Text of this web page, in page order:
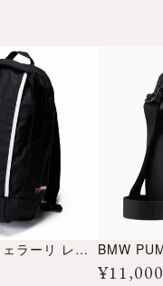
スクーデリア フェラーリ レース バックパック
¥11,000